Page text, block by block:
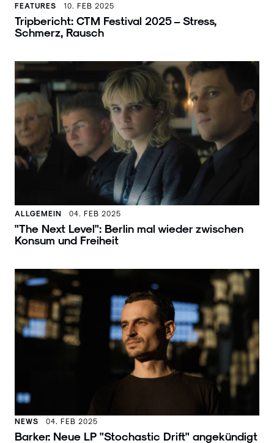
FEATURES 10. FEB 2025
Tripbericht: CTM Festival 2025 – Stress,
Schmerz, Rausch
ALLGEMEIN 04. FEB 2025
"The Next Level": Berlin mal wieder zwischen
Konsum und Freiheit
NEWS 04. FEB 2025
Barker: Neue LP "Stochastic Drift" angekündigt